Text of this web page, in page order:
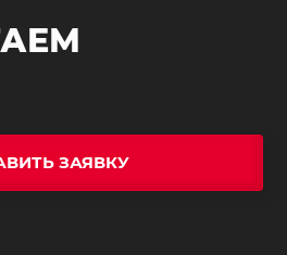
ЗАЯВКУ